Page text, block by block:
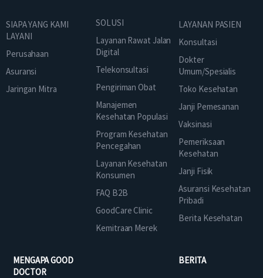
SIAPA YANG KAMI
LAYANI
Perusahaan
Asuransi
Jaringan Mitra
SOLUSI
Layanan Rawat Jalan
Digital
Telekonsultasi
Pengiriman Obat
Manajemen
Kesehatan Populasi
Program Kesehatan
Pencegahan
Layanan Kesehatan
Konsumen
FAQ B2B
GoodCare Clinic
Kemitraan Merek
LAYANAN PASIEN
Konsultasi
Dokter
Umum/Spesialis
Toko Kesehatan
Janji Pemesanan
Vaksinasi
Pemeriksaan
Kesehatan
Janji Fisik
Asuransi Kesehatan
Pribadi
Berita Kesehatan
MENGAPA GOOD
DOCTOR
BERITA